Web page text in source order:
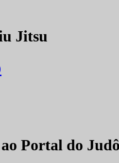
Jitsu
Portal do